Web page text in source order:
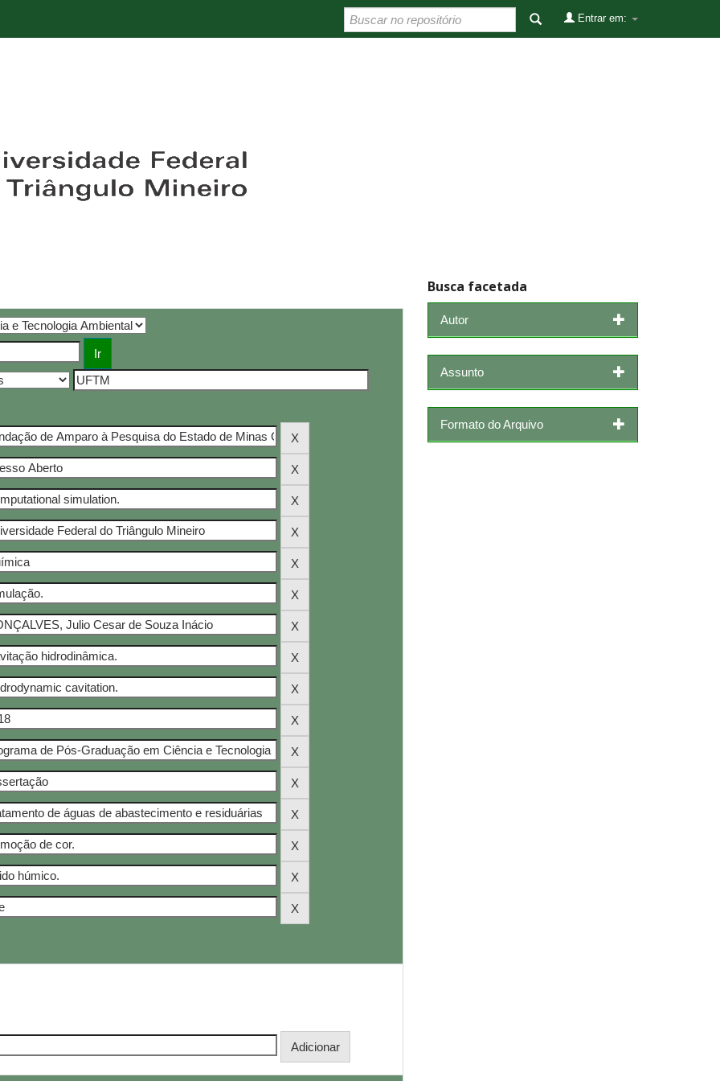
Entrar em:
Busca facetada
Autor
Assunto
Formato do Arquivo